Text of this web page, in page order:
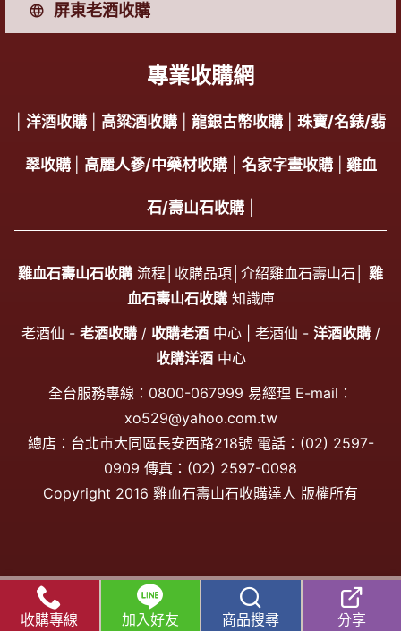
屏東老酒收購
專業收購網
洋酒收購| 高粱酒收購 龍銀古幣收購| 珠寶/名錶/翡
翠收購 高麗人蔘/中藥材收購| 名家字畫收購| 雞血
石/壽山石收購
雞血石壽山石收購 流程│ 收購品項 介紹雞血石壽山石
雞
血石壽山石收購知識庫
老酒仙 - 老酒收購/ 收購老酒中心 | 老酒仙 - 洋酒收購/
收購洋酒中心
全台服務專線： 0800-067999 易經理 E-mail：
xo529@yahoo.com.tw
總店：台北市大同區長安西路218號 電話： (02) 2597-
0909 傳真：(02) 2597-0098
Copyright 2016 雞血石壽山石收購達人 版權所有
收購專線 加入好友 商品搜尋 分享